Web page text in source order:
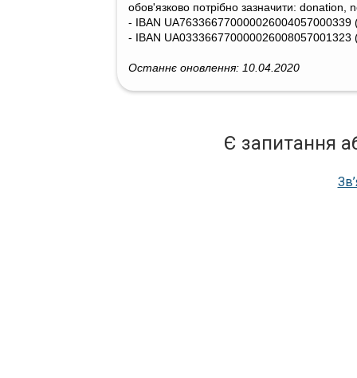
обов'язково потрібно зазначити: donation,
- IBAN
- IBAN UA033366770000026008057001323
Останнє оновлення: 10.04.2020
Є запитання